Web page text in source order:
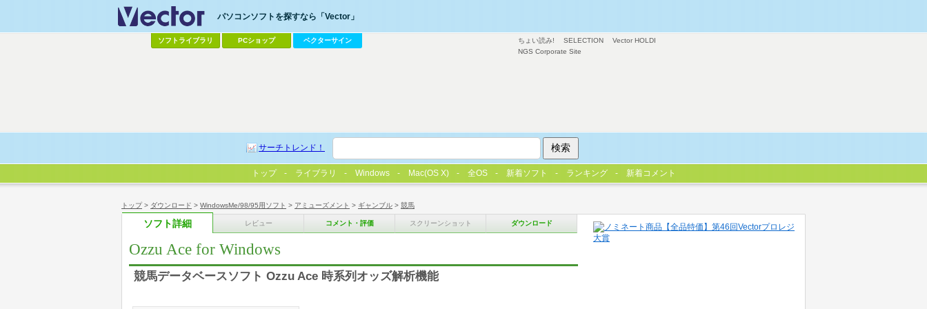
トップ> ダウンロード > WindowsMe/98/95用ソフト > アミューズメント > ギャンブル > 競馬
ソフト詳細 レビュー コメント・評価 スクリーンショット ダウンロード
Ozzu Ace for Windows
競馬データベースソフト Ozzu Ace 時系列オッズ解析機能
ちょい読み! SELECTION
Vector HOLDI
NGS Corporate Site
パソコンソフトを探すなら「Vector」
ソフトライブラリ PCショップ ベクターサイン
サーチトレンド！
トップ ライブラリ Windows Mac(OS X) 全OS 新着ソフト ランキング 新着コメント